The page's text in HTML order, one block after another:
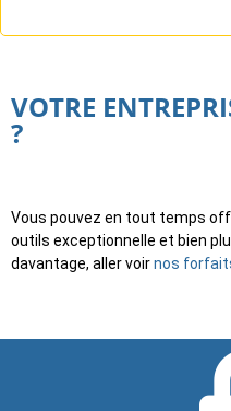
VOTRE
?
Vous pouvez en tout temps
outils exceptionnelle et bien
davantage, aller voirnos